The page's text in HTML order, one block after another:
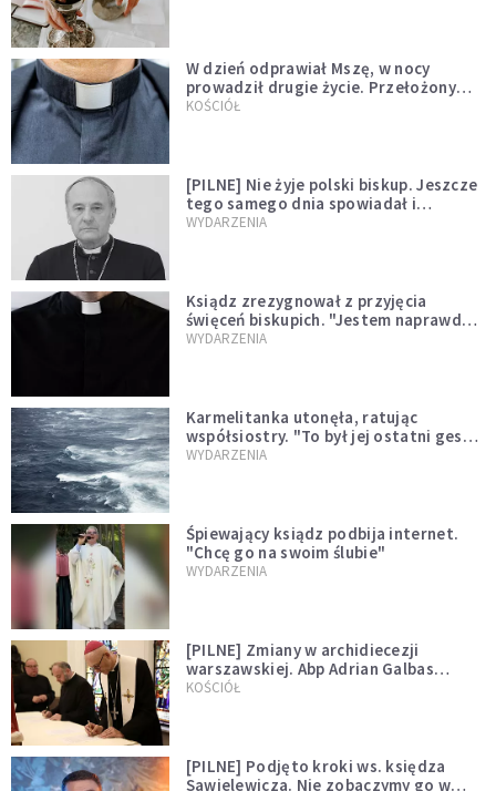
W dzień odprawiał Mszę, w nocy
prowadził drugie życie. Przełożony
kazał mu opuścić zakon
KOŚCIÓŁ
[PILNE] Nie żyje polski biskup. Jeszcze
tego samego dnia spowiadał i
sprawował Mszę świętą
WYDARZENIA
Ksiądz zrezygnował z przyjęcia
święceń biskupich. "Jestem naprawdę
niegodny"
WYDARZENIA
Karmelitanka utonęła, ratując
współsiostry. "To był jej ostatni gest
miłości"
WYDARZENIA
Śpiewający ksiądz podbija internet.
"Chcę go na swoim ślubie"
WYDARZENIA
[PILNE] Zmiany w archidiecezji
warszawskiej. Abp Adrian Galbas
wręczył dekrety nowym proboszczom
KOŚCIÓŁ
[PILNE] Podjęto kroki ws. księdza
Sawielewicza. Nie zobaczymy go w